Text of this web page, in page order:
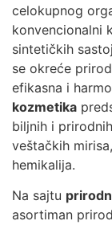
celokupnog
konvencionalni
sintetičkih
se okreće
efikasna i
kozmetika
biljnih i
veštačkih
hemikalija.
Na sajtu
asortiman